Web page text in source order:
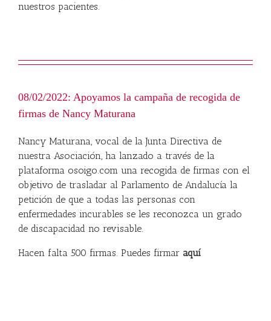
nuestros pacientes.
08/02/2022: Apoyamos la campaña de recogida de
firmas de Nancy Maturana
Nancy Maturana, vocal de la Junta Directiva de
nuestra Asociación, ha lanzado a través de la
plataforma osoigo.com una recogida de firmas con el
objetivo de trasladar al Parlamento de Andalucía la
petición de que a todas las personas con
enfermedades incurables se les reconozca un grado
de discapacidad no revisable.
Hacen falta 500 firmas. Puedes firmar aquí